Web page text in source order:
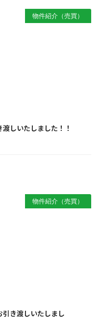
物件紹介（売買）
しいたしました！！
物件紹介（売買）
き渡しいたしまし